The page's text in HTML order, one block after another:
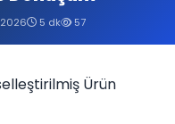
5 dk 57